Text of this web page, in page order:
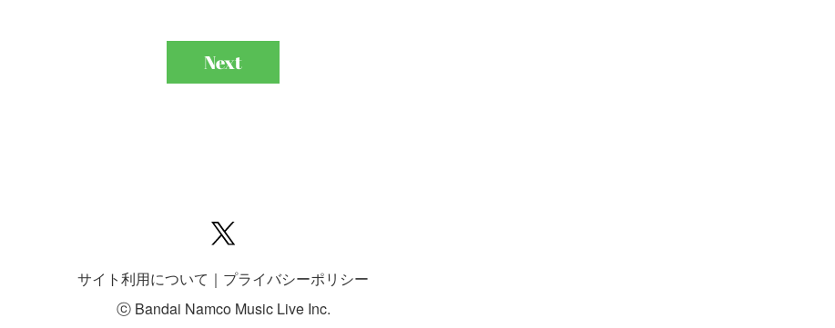
next
サイト利用について ｜ プライバシーポリシー
ⓒ Bandai Namco Music Live Inc.